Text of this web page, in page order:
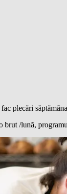
plecări
brut /lună,